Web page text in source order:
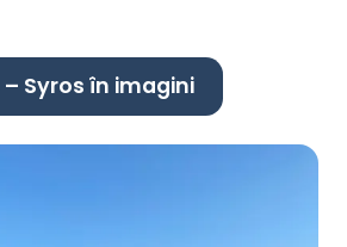
Syros în imagini